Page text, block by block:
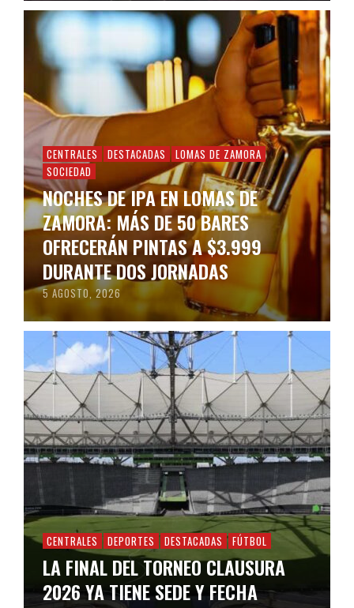
CENTRALES DESTACADAS
LOMAS DE ZAMORA
SOCIEDAD
NOCHES DE IPA EN LOMAS DE
ZAMORA: MÁS DE 50 BARES
OFRECERÁN PINTAS A $3.999
DURANTE DOS JORNADAS
5 AGOSTO, 2026
CENTRALES DEPORTES DESTACADAS FÚTBOL
LA FINAL DEL TORNEO CLAUSURA
2026 YA TIENE SEDE Y FECHA